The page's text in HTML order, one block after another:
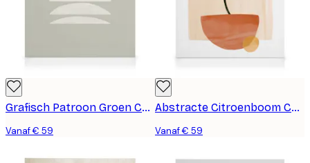
Grafisch Patroon Groen Canvas
Vanaf € 59
Abstracte Citroenboom Canvas
Vanaf € 59